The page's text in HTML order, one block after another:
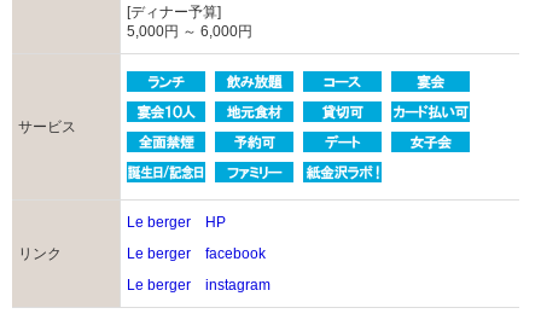
[ディナー予算]
5,000円 ～ 6,000円
サービス
リンク
Le berger HP
Le berger facebook
Le berger instagram